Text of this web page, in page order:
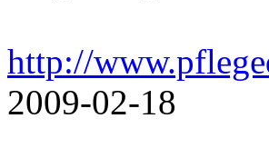
http://
2009-02-18